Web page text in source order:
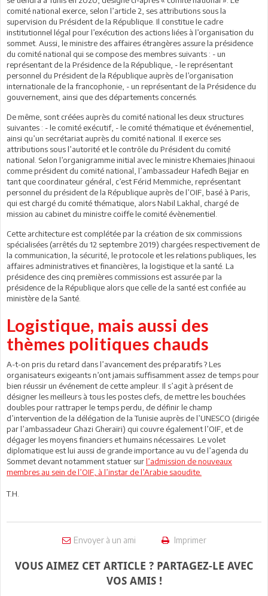
comité national exerce, selon l’article 2, ses attributions sous la
supervision du Président de la République. Il constitue le cadre
institutionnel légal pour l’exécution des actions liées à l’organisation du
sommet. Aussi, le ministre des affaires étrangères assure la présidence
du comité national qui se compose des membres suivants : - un
représentant de la Présidence de la République, - le représentant
personnel du Président de la République auprès de l’organisation
internationale de la francophonie, - un représentant de la Présidence du
gouvernement, ainsi que des départements concernés.
De même, sont créées auprès du comité national les deux structures
suivantes : - le comité exécutif, - le comité thématique et événementiel,
ainsi qu’un secrétariat auprès du comité national. Il exerce ses
attributions sous l’autorité et le contrôle du Président du comité
national. Selon l’organigramme initial avec le ministre Khemaies Jhinaoui
comme président du comité national, l’ambassadeur Hafedh Bejjar en
tant que coordinateur général, c’est Férid Memmiche, représentant
personnel du président de la République auprès de l’OIF, basé à Paris,
qui est chargé du comité thématique, alors Nabil Lakhal, chargé de
mission au cabinet du ministre coiffe le comité évènementiel.
Cette architecture est complétée par la création de six commissions
spécialisées (arrêtés du 12 septembre 2019) chargées respectivement de
la communication, la sécurité, le protocole et les relations publiques, les
affaires administratives et financières, la logistique et la santé. La
présidence des cinq premières commissions est assurée par la
présidence de la République alors que celle de la santé est confiée au
ministère de la Santé.
Logistique, mais aussi des
thèmes politiques chauds
A-t-on pris du retard dans l’avancement des préparatifs ? Les
organisateurs exigeants n’ont jamais suffisamment assez de temps pour
bien réussir un événement de cette ampleur. Il s’agit à présent de
désigner les meilleurs à tous les postes clefs, de mettre les bouchées
doubles pour rattraper le temps perdu, de définir le champ
d’intervention de la délégation de la Tunisie auprès de l’UNESCO (dirigée
par l’ambassadeur Ghazi Gheraïri) qui couvre également l’OIF, et de
dégager les moyens financiers et humains nécessaires. Le volet
diplomatique est lui aussi de grande importance au vu de l’agenda du
Sommet devant notamment statuer surl’admission de nouveaux
membres au sein de l’OIF, à l’instar de l’Arabie saoudite.
T.H.
Envoyer à un ami Imprimer
VOUS AIMEZ CET ARTICLE ? PARTAGEZ-LE AVEC
VOS AMIS !